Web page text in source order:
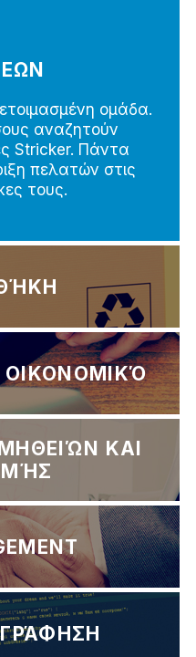
ομάδα.
αναζητούν
Stricker. Πάντα
πελατών στις
τους.
ΟΙΚΟΝΟΜΙΚΌ
ΚΑΙ